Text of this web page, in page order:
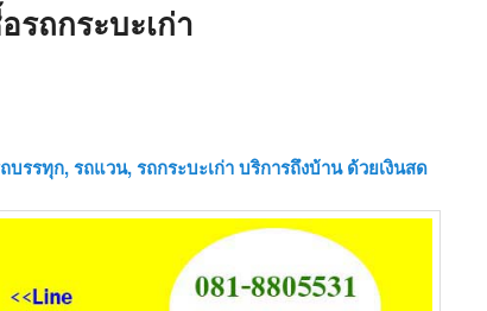
รถกระบะเก่า
บรรทุก, รถแวน, รถกระบะเก่า บริการถึงบ้าน ด้วยเงินสด